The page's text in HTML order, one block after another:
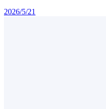
2026/5/21